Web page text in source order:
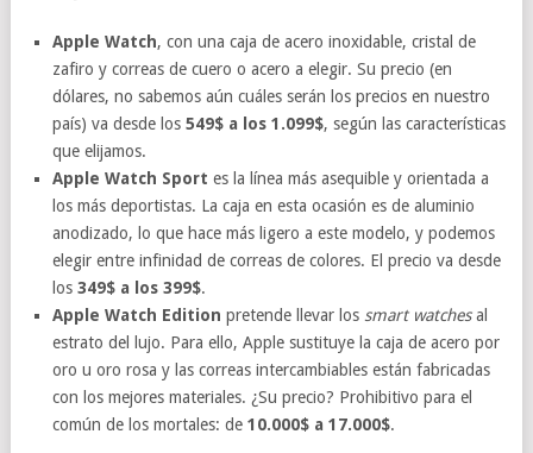
Apple Watch, con una caja de acero inoxidable, cristal de
zafiro y correas de cuero o acero a elegir. Su precio (en
dólares, no sabemos aún cuáles serán los precios en nuestro
país) va desde los549$ a los 1.099$, según las características
que elijamos.
Apple Watch Sport es la línea más asequible y orientada a
los más deportistas. La caja en esta ocasión es de aluminio
anodizado, lo que hace más ligero a este modelo, y podemos
elegir entre infinidad de correas de colores. El precio va desde
los349$ a los 399$.
Apple Watch Edition pretende llevar los smart watchesal
estrato del lujo. Para ello, Apple sustituye la caja de acero por
oro u oro rosa y las correas intercambiables están fabricadas
con los mejores materiales. ¿Su precio? Prohibitivo para el
común de los mortales: de10.000$ a 17.000$.